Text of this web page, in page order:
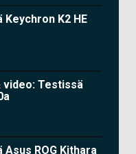
K2 HE
video: Testissä
ROG Kithara